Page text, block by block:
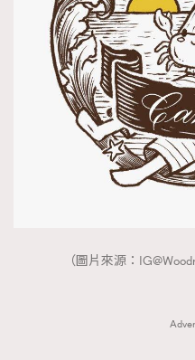
（圖片來源：